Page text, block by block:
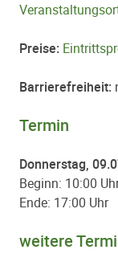
Preise:
Barrierefreiheit:
Termin
Donnerstag,
Beginn: 10:00
Ende: 17:00 Uhr
weitere